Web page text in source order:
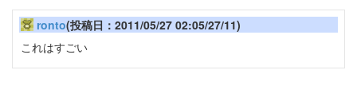
ronto(投稿日：2011/05/27 02:05/27/11)
これはすごい